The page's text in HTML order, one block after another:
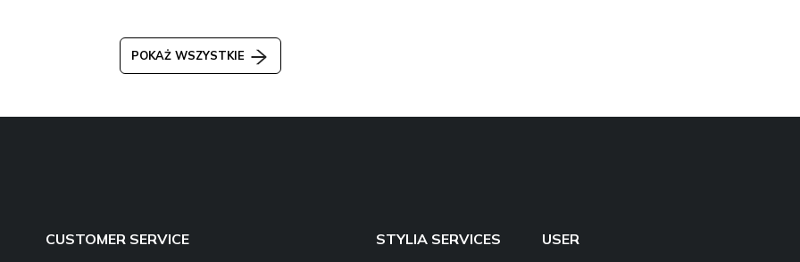
POKAŻ WSZYSTKIE
CUSTOMER SERVICE STYLIA SERVICES USER